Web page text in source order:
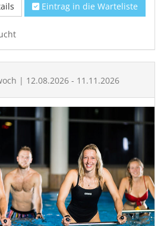
Eintrag in die Warteliste
| 12.08.2026 - 11.11.2026